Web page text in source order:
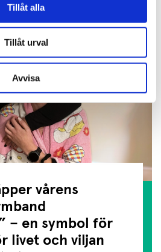
Tillåt alla
Tillåt urval
Avvisa
vårens
– en symbol för
livet och viljan